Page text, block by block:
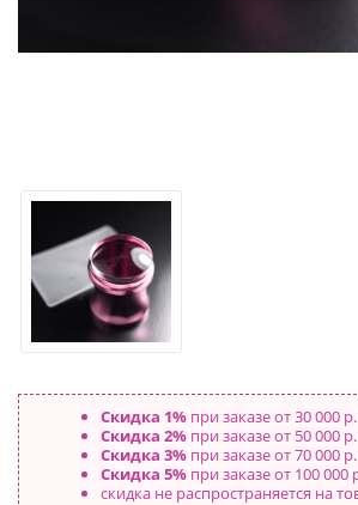
Скидка 1%при заказе от 30 000 р.
Скидка 2%при заказе от 50 000 р.
Скидка 3%при заказе от 70 000 р.
Скидка 5%при заказе от 100 000
скидка не распространяется на